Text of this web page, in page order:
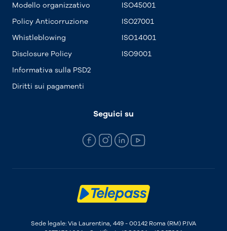
Modello organizzativo
Policy Anticorruzione
Whistleblowing
Disclosure Policy
Informativa sulla PSD2
Diritti sui pagamenti
ISO45001
ISO27001
ISO14001
ISO9001
Seguici su
Sede legale: Via Laurentina, 449 - 00142 Roma (RM) P.IVA